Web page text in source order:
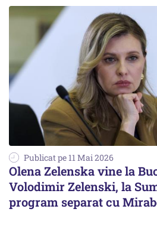
Publicat pe 11 Mai 2026
Olena Zelenska vine la
Volodimir Zelenski, la
program separat cu